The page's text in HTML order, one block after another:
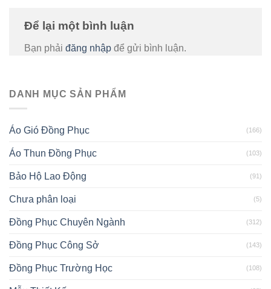
Để lại một bình luận
Bạn phải đăng nhập để gửi bình luận.
DANH MỤC SẢN PHẨM
Áo Gió Đồng Phục (166)
Áo Thun Đồng Phục (103)
Bảo Hộ Lao Động (91)
Chưa phân loại (5)
Đồng Phục Chuyên Ngành (312)
Đồng Phục Công Sở (143)
Đồng Phục Trường Học (108)